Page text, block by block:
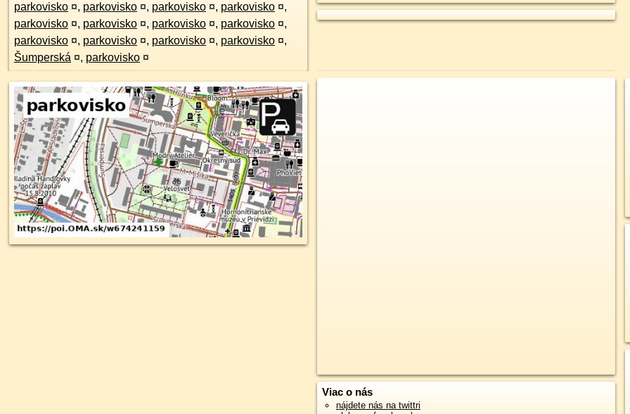
parkovisko ¤, parkovisko ¤, parkovisko ¤, parkovisko ¤,
parkovisko ¤, parkovisko ¤, parkovisko ¤, parkovisko ¤,
parkovisko ¤, parkovisko ¤, parkovisko ¤, parkovisko ¤,
Šumperská ¤, parkovisko ¤
Viac o nás
nájdete nás na twittri